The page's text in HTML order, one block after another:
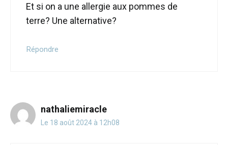
Et si on a une allergie aux pommes de
terre? Une alternative?
Répondre
nathaliemiracle
Le 18 août 2024 à 12h08